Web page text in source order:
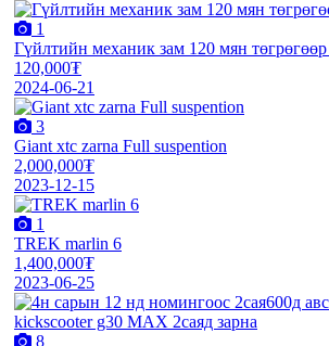
1
Гүйлтийн механик зам 120 мян төгрөгөөр
120,000₮
2024-06-21
3
Giant xtc zarna Full suspention
2,000,000₮
2023-12-15
1
TREK marlin 6
1,400,000₮
2023-06-25
8